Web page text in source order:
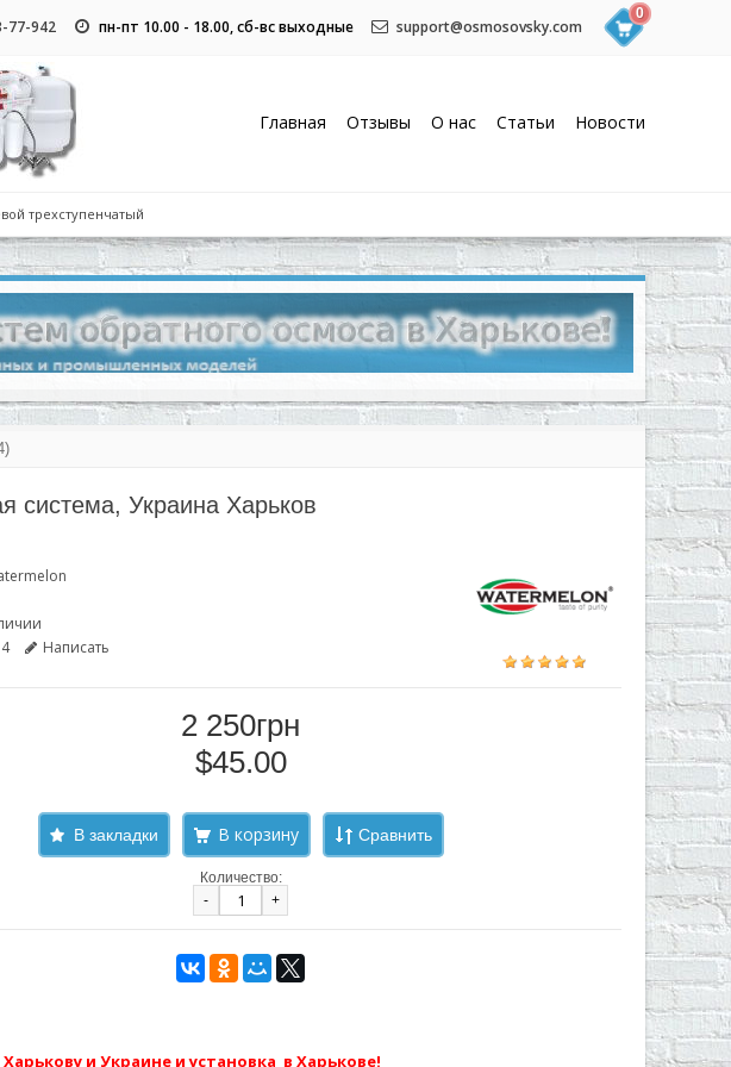
77-942 пн-пт 10.00 - 18.00, сб-вс выходные support@osmosovsky.com
0
Главная Отзывы О нас Статьи Новости
трехступенчатый
система, Украина Харьков
4 Написать
2 250грн
$45.00
В закладки Сравнить
Количество:
-
+
и Украине и установка в Харькове!